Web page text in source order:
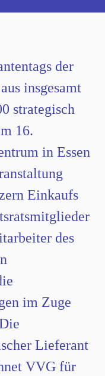
der
insgesamt
strategisch
16.
in Essen
Einkaufs
des
im Zuge
Lieferant
VVG für